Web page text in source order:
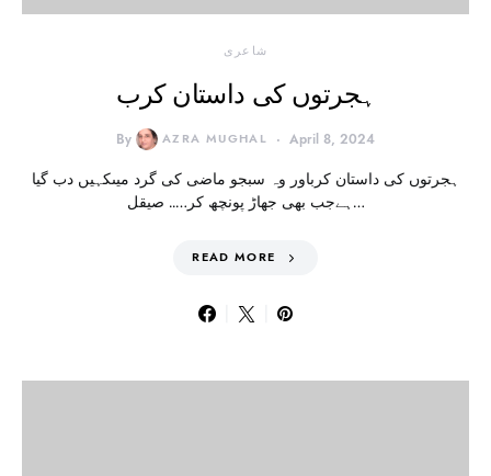
شاعری
ہجرتوں کی داستان کرب
By AZRA MUGHAL April 8, 2024
ہجرتوں کی داستان کرباور وہ سبجو ماضی کی گرد میںکہیں دب گیا
ہےجب بھی جھاڑ پونچھ کر….. صیقل…
READ MORE